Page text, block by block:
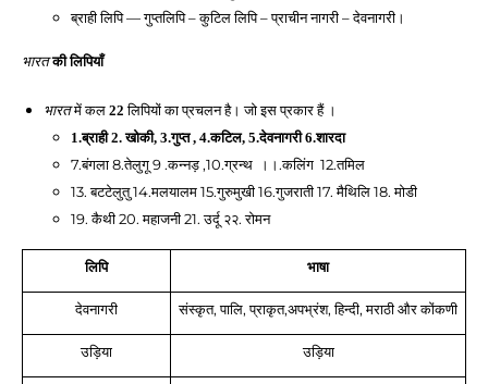
ब्राही लिपि — गुप्तलिपि – कुटिल लिपि – प्राचीन नागरी – देवनागरी।
भारत की लिपियाँ
भारत में कल 22 लिपियों का प्रचलन है। जो इस प्रकार हैं ।
1.ब्राही 2. खोकी, 3.गुप्त , 4.कटिल, 5.देवनागरी 6.शारदा
7.बंगला 8.तेलुगू 9 .कन्नड़ ,10.ग्रन्थ  ।।.कलिंग  12.तमिल
13. बटटेलुतु 14.मलयालम 15.गुरुमुखी 16.गुजराती 17. मैथिलि 18. मोडी
19. कैथी 20. महाजनी 21. उर्दू २२. रोमन
लिपि भाषा
देवनागरी संस्कृत, पालि, प्राकृत,अपभ्रंश, हिन्दी, मराठी और कोंकणी
उड़िया उड़िया